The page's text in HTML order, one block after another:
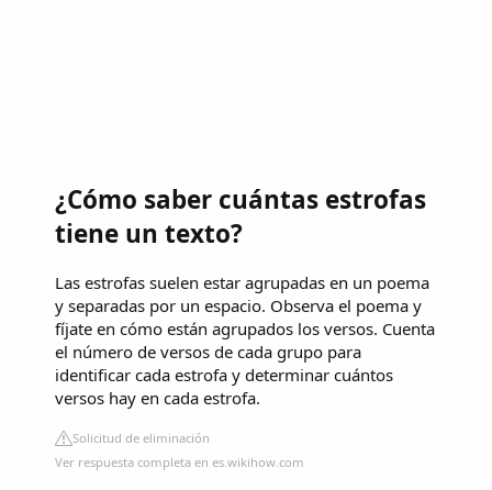
¿Cómo saber cuántas estrofas
tiene un texto?
Las estrofas suelen estar agrupadas en un poema
y separadas por un espacio. Observa el poema y
fíjate en cómo están agrupados los versos. Cuenta
el número de versos de cada grupo para
identificar cada estrofa y determinar cuántos
versos hay en cada estrofa.
Solicitud de eliminación
Ver respuesta completa en es.wikihow.com